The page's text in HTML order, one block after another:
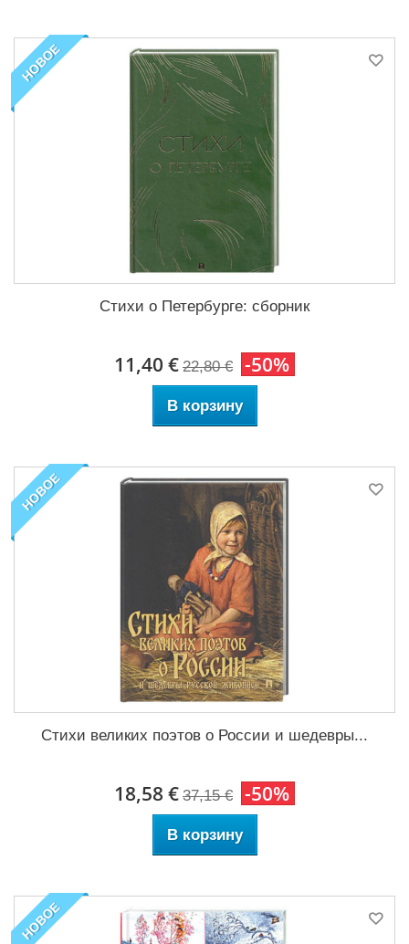
НОВОЕ
Стихи о Петербурге: сборник
11,40 € 22,80 € -50%
В корзину
НОВОЕ
Стихи великих поэтов о России и шедевры...
18,58 € 37,15 € -50%
В корзину
НОВОЕ